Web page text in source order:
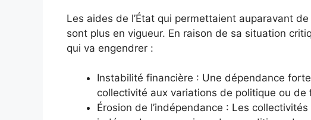
Les aides de l’État qui permettaient auparavant
sont plus en vigueur. En raison de sa situation
qui va engendrer :
Instabilité financière : Une dépendance
collectivité aux variations de politique ou de
Érosion de l’indépendance : Les